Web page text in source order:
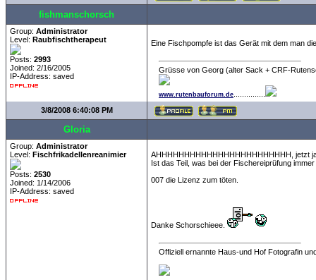
fishmanschorsch
Group: Administrator
Level: Raubfischtherapeut
Posts: 2993
Joined: 2/16/2005
IP-Address: saved
Eine Fischpompfe ist das Gerät mit dem man
Grüsse von Georg (alter Sack + CRF-
www.rutenbauforum.de
3/8/2008 6:40:08 PM
Gloria
Group: Administrator
Level: Fischfrikadellenreanimier
Posts: 2530
Joined: 1/14/2006
IP-Address: saved
AHHHHHHHHHHHHHHHHHHHHHHHH, jetzt
Ist das Teil, was bei der Fischereiprüfung
007 die Lizenz zum töten.
Danke Schorschieee.
Offiziell ernannte Haus-und Hof Fotografin